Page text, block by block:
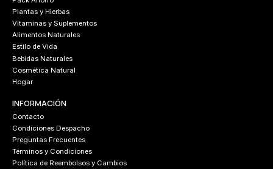
Plantas y Hierbas
Vitaminas y Suplementos
Alimentos Naturales
Estilo de Vida
Bebidas Naturales
Cosmética Natural
Hogar
INFORMACIÓN
Contacto
Condiciones Despacho
Preguntas Frecuentes
Términos y Condiciones
Política de Reembolsos y Cambios